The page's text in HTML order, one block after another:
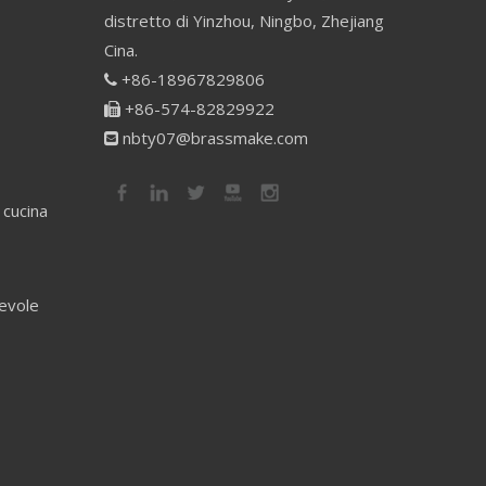
distretto di Yinzhou, Ningbo, Zhejiang
Cina.
 +86-18967829806
 +86-574-82829922
 nbty07@brassmake.com